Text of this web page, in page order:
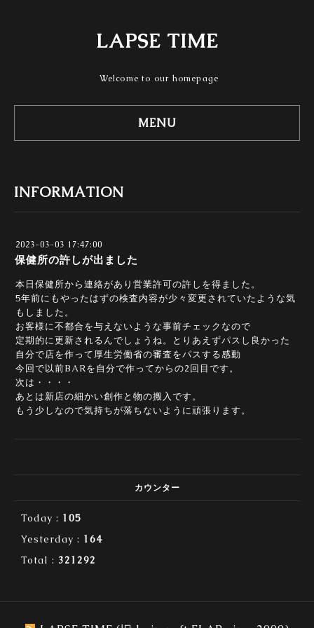
LAPSE TIME
Welcome to our homepage
MENU
INFORMATION
2023-03-03 17:47:00
保健所の許しが出ました
本日保健所から連絡があり営業許可の許しを得ました。
5年前にもやったはずの検査内容が少々変更されていたような気
もしました。
お客様に不都合を与えないような事前チェックなので
定期的に更新されるんでしょうね。とりあえずパスし良かった
自分で店を作って厚生労働省の審査をパスする感動
今回で以前BARを自分で作ってからの2回目です。
次は・・・・
あとは新店の細かい創作と物の搬入です。
もう少しなので気持ちが落ちないように頑張ります。
カウンター
Today : 105
Yesterday : 164
Total : 321292